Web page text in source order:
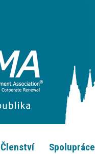
Členství Spolupráce